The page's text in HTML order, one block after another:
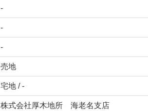
-
-
-
売地
宅地 / -
株式会社厚木地所 海老名支店